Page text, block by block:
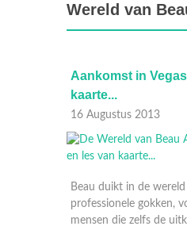
Wereld van
Aankomst in
kaarte...
16 Augustus 2013
Beau duikt in de
professionele gokken,
mensen die zelfs de